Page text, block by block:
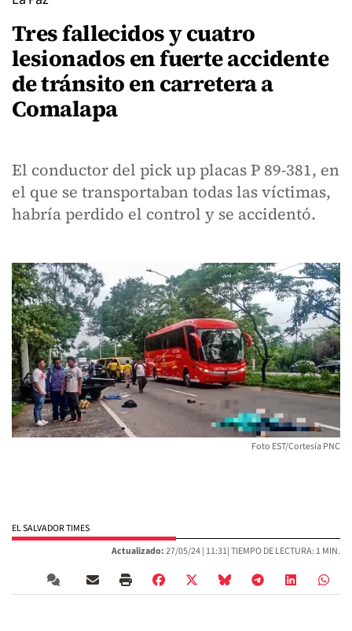
Tres fallecidos y cuatro
lesionados en fuerte accidente
de tránsito en carretera a
Comalapa
El conductor del pick up placas P 89-381, en
el que se transportaban todas las víctimas,
habría perdido el control y se accidentó.
Foto EST/Cortesía PNC
EL SALVADOR TIMES
Actualizado:27/05/24 | 11:31| TIEMPO DE LECTURA: 1 MIN.